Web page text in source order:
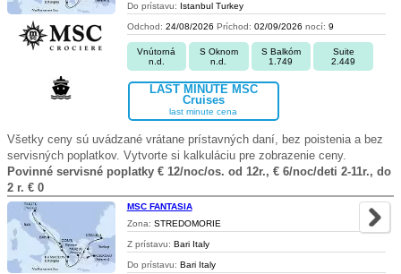
Do prístavu: Istanbul Turkey
Odchod: 24/08/2026 Príchod: 02/09/2026 nocí: 9
Vnútorná
n.d.
S Oknom
n.d.
S Balkóm
1.749
Suite
2.449
LAST MINUTE MSC
Cruises
last minute cena
Všetky ceny sú uvádzané vrátane prístavných daní, bez poistenia a bez
servisných poplatkov. Vytvorte si kalkuláciu pre zobrazenie ceny.
Povinné servisné poplatky € 12/noc/os. od 12r., € 6/noc/deti 2-11r., do
2 r. € 0
MSC FANTASIA
Zona: STREDOMORIE
Z prístavu: Bari Italy
Do prístavu: Bari Italy